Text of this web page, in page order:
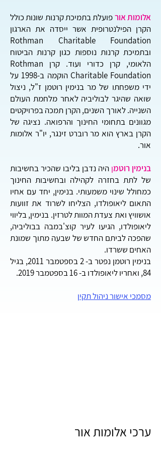
אלומות אורפועלת בתמיכת קרנות שונות כולל
הקרן הפילנטרופית אשר ייסדה את הארגון
Rothman Charitable Foundation
ובתמיכת קרנות נוספות כגון קרנות הביטוח
הלאומי, קרן כדורי ועוד. קרן Rothman
Charitable Foundation הוקמה ב-1998 על
ידי משפחתו של מר בנימין רוטמן ז"ל, ניצול
שואה שהיגר לבוליביה לאחר מלחמת העולם
השנייה. לאורך השנים, הקרן תמכה בפרויקטים
מגוונים בתחומי החינוך והרפואה. נציגה של
הקרן בארץ הוא מר רוברט זינגר, יו"ר אלומות
אור.
בנימין רוטמן היה נדבן בליבו שהכיר בחשיבות
של לתת בחזרה לקהילה ובחשיבות החינוך
כמחולל שינוי משמעותי. בנימין, יחד עם אחיו
התאום ליאופולדו, הצליחו לשרוד את זוועות
אושוויץ ואת צעדת המוות לטרזין. בנימין, בליווי
ליאופולדו, הגיעו לעיר קוצ'במבה בבוליביה,
שהפכה לביתם החדש של שבעה מתוך שמונת
האחים ששרדו.
בנימין רוטמן נפטר ב- 2 בספטמבר 2011, בגיל
84, ואחריו ליאופולדו ב- 16 בספטמבר 2019.
מסמכי אישור ניהול תקין
ערכי אלומות אור